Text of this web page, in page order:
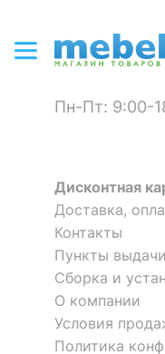
Пн-Пт: 9:00-
Дисконтная
Доставка,
Контакты
Пункты выдачи
Сборка и
О компании
Условия
Политика